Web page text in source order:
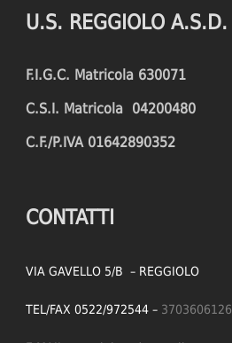
U.S. REGGIOLO A.S.D.
F.I.G.C. Matricola 630071
C.S.I. Matricola 04200480
C.F./P.IVA 01642890352
CONTATTI
VIA GAVELLO 5/B – REGGIOLO
TEL/FAX 0522/972544 – 3703606126